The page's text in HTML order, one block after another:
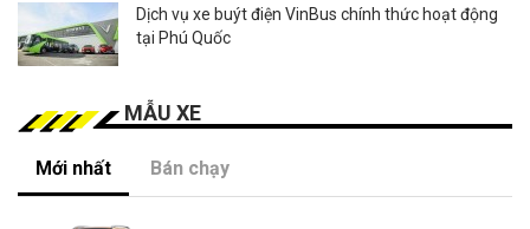
Dịch vụ xe buýt điện VinBus chính thức hoạt động
tại Phú Quốc
MẪU XE
Mới nhất Bán chạy